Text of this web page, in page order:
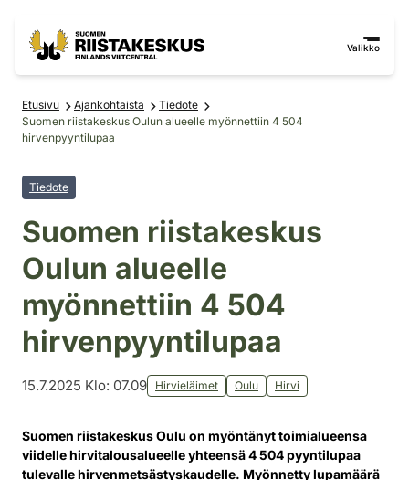
Valikko
Etusivu Ajankohtaista
Tiedote
Suomen riistakeskus Oulun alueelle myönnettiin 4 504
hirvenpyyntilupaa
Tiedote
Suomen riistakeskus
Oulun alueelle
myönnettiin 4 504
hirvenpyyntilupaa
15.7.2025 Klo: 07.09 Hirvieläimet Oulu Hirvi
Suomen riistakeskus Oulu on myöntänyt toimialueensa
viidelle hirvitalousalueelle yhteensä 4 504 pyyntilupaa
tulevalle hirvenmetsästyskaudelle. Myönnetty lupamäärä